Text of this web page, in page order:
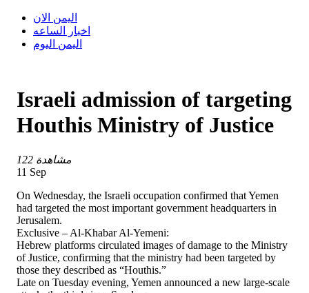
اليمن الان
اخبار الساعه
اليمن اليوم
Israeli admission of targeting
Houthis Ministry of Justice
122 مشاهدة
11 Sep
On Wednesday, the Israeli occupation confirmed that Yemen
had targeted the most important government headquarters in
Jerusalem.
Exclusive – Al-Khabar Al-Yemeni:
Hebrew platforms circulated images of damage to the Ministry
of Justice, confirming that the ministry had been targeted by
those they described as “Houthis.”
Late on Tuesday evening, Yemen announced a new large-scale